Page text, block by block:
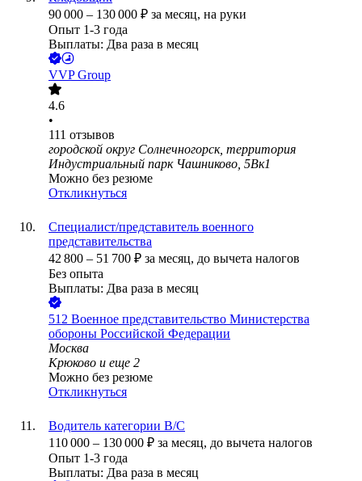
90 000 – 130 000 ₽ за месяц, на руки
Опыт 1-3 года
Выплаты: Два раза в месяц
VVP Group
4.6
•
111 отзывов
городской округ Солнечногорск, территория
Индустриальный парк Чашниково, 5Вк1
Можно без резюме
Откликнуться
Специалист/представитель военного
представительства
42 800 – 51 700 ₽ за месяц, до вычета налогов
Без опыта
Выплаты: Два раза в месяц
512 Военное представительство Министерства
обороны Российской Федерации
Москва
Крюково и еще 2
Можно без резюме
Откликнуться
Водитель категории B/C
110 000 – 130 000 ₽ за месяц, до вычета налогов
Опыт 1-3 года
Выплаты: Два раза в месяц